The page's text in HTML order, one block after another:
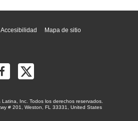
Accesibilidad
Mapa de sitio
Inc. Todos los derechos reservados.
# 201, Weston, FL 33331, United States